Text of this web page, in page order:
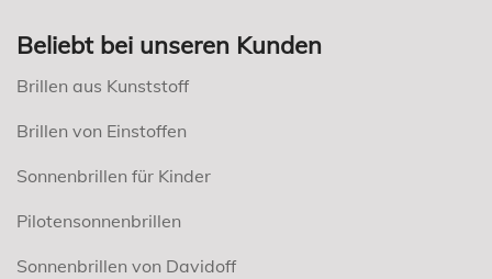
Beliebt bei unseren Kunden
Brillen aus Kunststoff
Brillen von Einstoffen
Sonnenbrillen für Kinder
Pilotensonnenbrillen
Sonnenbrillen von Davidoff